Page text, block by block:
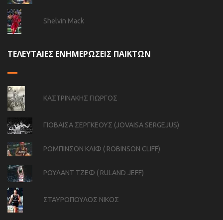
Shelvin Mack
ΤΕΛΕΥΤΑΙΕΣ ΕΝΗΜΕΡΩΣΕΙΣ ΠΑΙΚΤΩΝ
ΚΑΣΤΡΙΝΑΚΗΣ ΓΙΩΡΓΟΣ
ΓΙΟΒΑΙΣΑ ΣΕΡΓΚΕΟΥΣ (JOVAISA SERGEJUS)
ΡΟΜΠΙΝΣΟΝ ΚΛΙΦ ( ROBINSON CLIFF)
ΡΟΥΛΑΝΤ ΤΖΕΦ ( RULAND JEFF)
ΣΤΑΥΡΟΠΟΥΛΟΣ ΝΙΚΟΣ